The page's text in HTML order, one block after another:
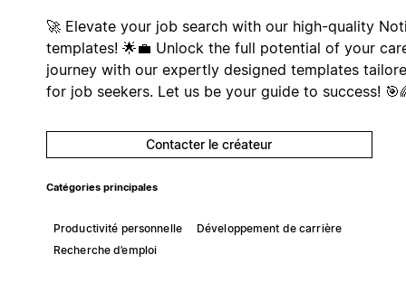
🚀 Elevate your job search with our high-quality
templates! 🌟💼 Unlock the full potential of your
journey with our expertly designed templates
for job seekers. Let us be your guide to success!
Contacter le créateur
Catégories principales
Productivité personnelle
Développement de carrière
Recherche d’emploi